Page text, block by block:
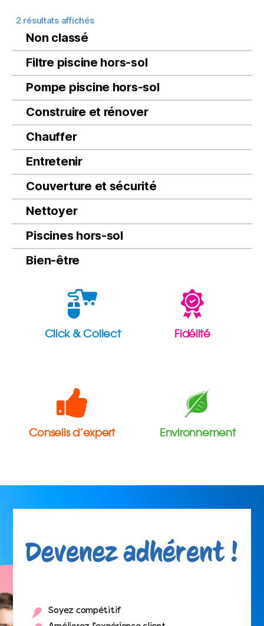
2 résultats affichés
Non classé
Filtre piscine hors-sol
Pompe piscine hors-sol
Construire et rénover
Chauffer
Entretenir
Couverture et sécurité
Nettoyer
Piscines hors-sol
Bien-être
Click & Collect
Conseils d’expert
Fidélité
Environnement
Soyez compétitif